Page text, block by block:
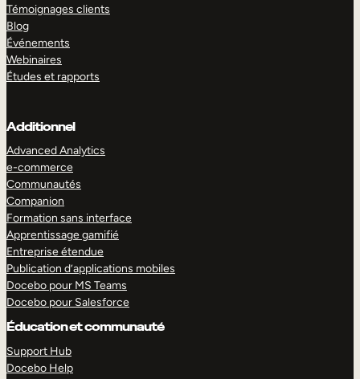
Témoignages clients
Blog
Événements
Webinaires
Études et rapports
Additionnel
Advanced Analytics
e-commerce
Communautés
Companion
Formation sans interface
Apprentissage gamifié
Entreprise étendue
Publication d’applications mobiles
Docebo pour MS Teams
Docebo pour Salesforce
Éducation et communauté
Support Hub
Docebo Help